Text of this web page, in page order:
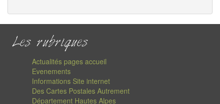
Les rubriques
Actualités pages accueil
Evenements
Informations Site internet
Des Cartes Postales Autrement
Département Hautes Alpes